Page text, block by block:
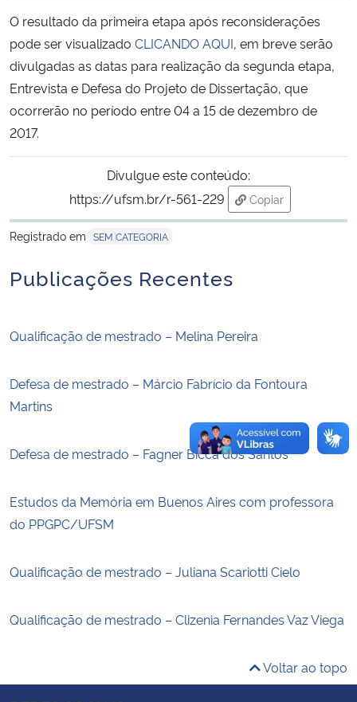
Ministério do Meio Ambiente
Ministério do Turismo
Ministério do Desenvolvimento Regional
Ministério da Mulher, da Família e dos Direitos Humanos
Secretaria-Geral
Secretaria de Governo
Gabinete de Segurança Institucional
Planalto
O resultado da primeira etapa após reconsiderações
pode ser visualizado CLICANDO AQUI, em breve serão
divulgadas as datas para realização da segunda etapa,
Entrevista e Defesa do Projeto de Dissertação, que
ocorrerão no período entre 04 a 15 de dezembro de
2017.
Divulgue este conteúdo:
https://ufsm.br/r-561-229
Copiar
para área de
Registrado em SEM CATEGORIA
Publicações Recentes
Qualificação de mestrado – Melina Pereira
Defesa de mestrado – Márcio Fabrício da Fontoura
Martins
Defesa de mestrado – Fagner Bicca dos Santos
Estudos da Memória em Buenos Aires com professora
do PPGPC/UFSM
Qualificação de mestrado – Juliana Scariotti Cielo
Qualificação de mestrado – Clizenia Fernandes Vaz Viega
Voltar ao topo